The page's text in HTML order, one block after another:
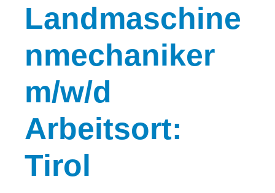
Landmaschine
nmechaniker
m/w/d
Arbeitsort:
Tirol